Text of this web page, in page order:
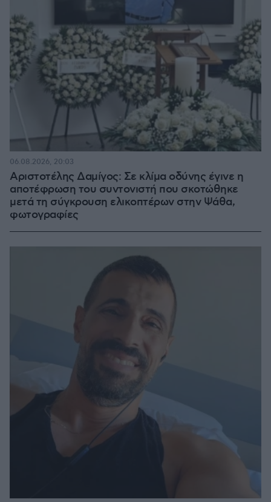
Αριστοτέλης Δαμίγος: Σε κλίμα οδύνης έγινε η
αποτέφρωση του συντονιστή που σκοτώθηκε
μετά τη σύγκρουση ελικοπτέρων στην Ψάθα,
φωτογραφίες
06.08.2026, 20:03